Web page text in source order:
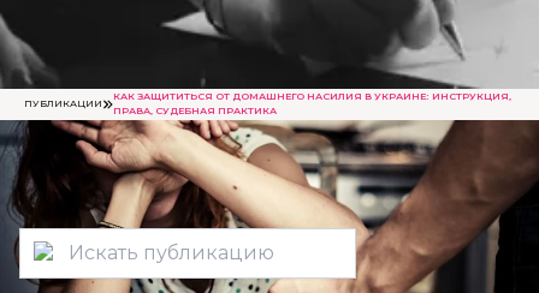
ПУБЛИКАЦИИ
КАК ЗАЩИТИТЬСЯ ОТ ДОМАШНЕГО НАСИЛИЯ В УКРАИНЕ: ИНСТРУКЦИЯ,
ПРАВА, СУДЕБНАЯ ПРАКТИКА